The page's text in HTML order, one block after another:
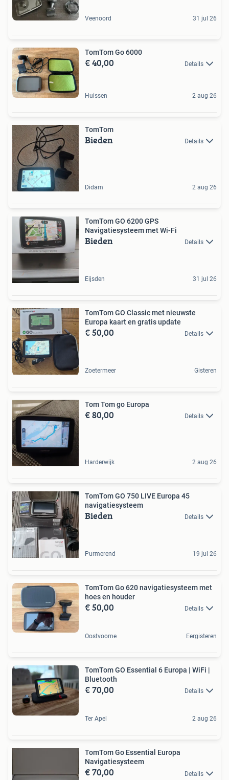
Veenoord 31 jul 26
TomTom Go 6000
€ 40,00 Details
Huissen 2 aug 26
TomTom
Bieden Details
Didam 2 aug 26
TomTom GO 6200 GPS
Navigatiesysteem met Wi-Fi
Bieden Details
Eijsden 31 jul 26
TomTom GO Classic met nieuwste
Europa kaart en gratis update
€ 50,00 Details
Zoetermeer Gisteren
Tom Tom go Europa
€ 80,00 Details
Harderwijk 2 aug 26
TomTom GO 750 LIVE Europa 45
navigatiesysteem
Bieden Details
Purmerend 19 jul 26
TomTom Go 620 navigatiesysteem met
hoes en houder
€ 50,00 Details
Oostvoorne Eergisteren
TomTom GO Essential 6 Europa | WiFi |
Bluetooth
€ 70,00 Details
Ter Apel 2 aug 26
TomTom Go Essential Europa
Navigatiesysteem
€ 70,00 Details